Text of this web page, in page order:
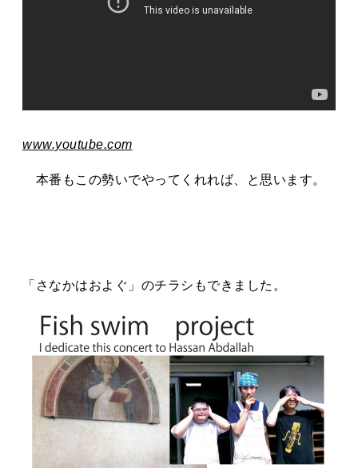
お問い合わせ
www.youtube.com
本番もこの勢いでやってくれれば、と思います。
「さなかはおよぐ」のチラシもできました。